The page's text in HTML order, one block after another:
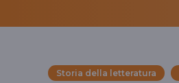
Storia della letteratura